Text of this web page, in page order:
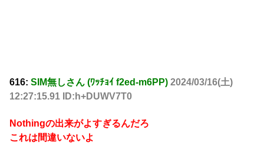
616: SIM無しさん (ﾜｯﾁｮｲ f2ed-m6PP) 2024/03/16(土)
12:27:15.91 ID:h+DUWV7T0
Nothingの出来がよすぎるんだろ
これは間違いないよ